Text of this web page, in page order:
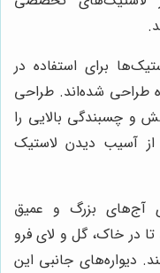
برای استفاده در
طراحی شده‌اند. طراحی
و چسبندگی بالایی را
آسیب دیدن لاستیک
آج‌های بزرگ و عمیق
در خاک، گل و لای فرو
دیواره‌های جانبی این